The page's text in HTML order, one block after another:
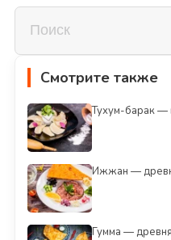
Смотрите также
Тухум-барак —
Ижжан —
Гумма —